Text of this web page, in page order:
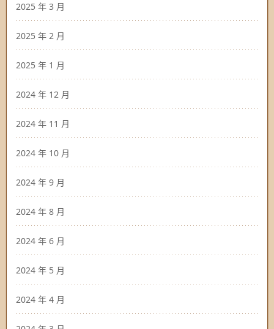
2025 年 3 月
2025 年 2 月
2025 年 1 月
2024 年 12 月
2024 年 11 月
2024 年 10 月
2024 年 9 月
2024 年 8 月
2024 年 6 月
2024 年 5 月
2024 年 4 月